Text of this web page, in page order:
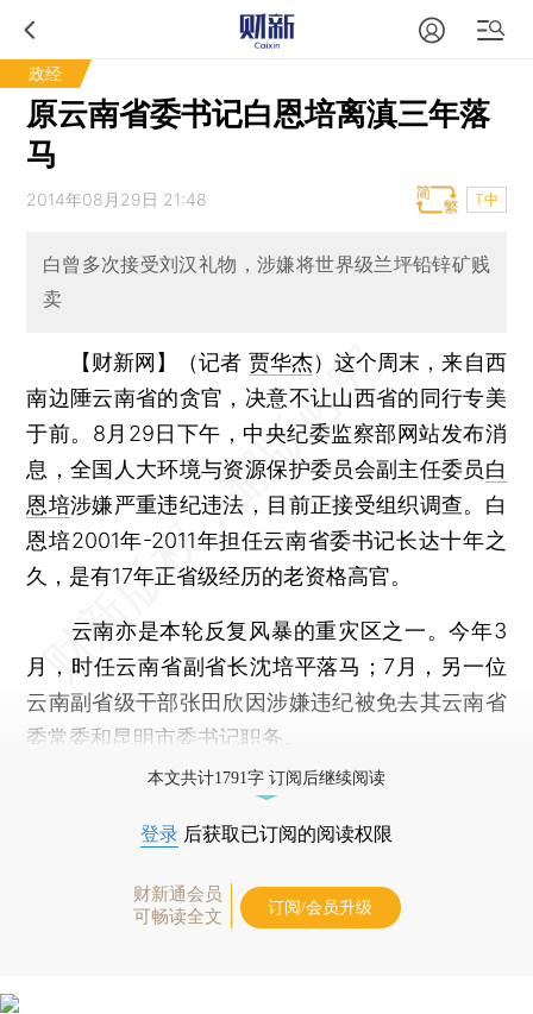
政经
原云南省委书记白恩培离滇三年落
马
2014年08月29日 21:48 T中
白曾多次接受刘汉礼物，涉嫌将世界级兰坪铅锌矿贱
卖
【财新网】（记者 贾华杰） 这个周末，来自西
南边陲云南省的贪官，决意不让山西省的同行专美
于前。8月29日下午，中央纪委监察部网站发布消
息，全国人大环境与资源保护委员会副主任委员白
恩培涉嫌严重违纪违法，目前正接受组织调查。白
恩培2001年-2011年担任云南省委书记长达十年之
久，是有17年正省级经历的老资格高官。
云南亦是本轮反复风暴的重灾区之一。今年3
月，时任云南省副省长沈培平落马；7月，另一位
云南副省级干部张田欣因涉嫌违纪被免去其云南省
委常委和昆明市委书记职务。
本文共计1791字 订阅后继续阅读
登录 后获取已订阅的阅读权限
财新通会员
可畅读全文
订阅/会员升级